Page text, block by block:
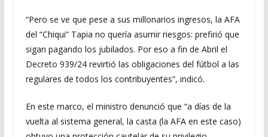
“Pero se ve que pese a sus millonarios ingresos, la AFA
del “Chiqui” Tapia no quería asumir riesgos: prefirió que
sigan pagando los jubilados. Por eso a fin de Abril el
Decreto 939/24 revirtió las obligaciones del fútbol a las
regulares de todos los contribuyentes”, indicó.
En este marco, el ministro denunció que “a días de la
vuelta al sistema general, la casta (la AFA en este caso)